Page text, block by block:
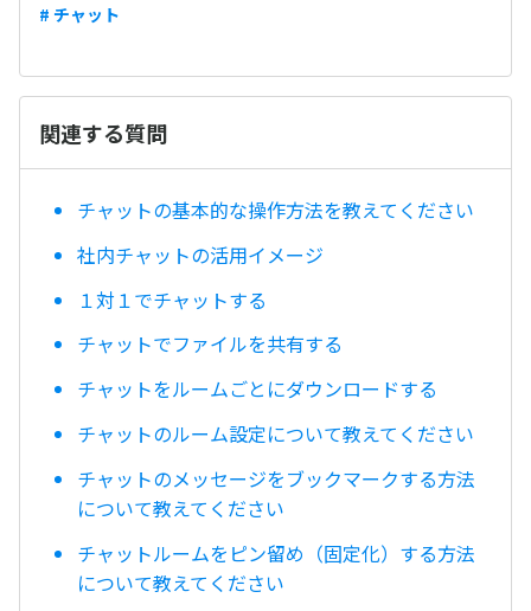
# チャット
関連する質問
チャットの基本的な操作方法を教えてください
社内チャットの活用イメージ
１対１でチャットする
チャットでファイルを共有する
チャットをルームごとにダウンロードする
チャットのルーム設定について教えてください
チャットのメッセージをブックマークする方法
について教えてください
チャットルームをピン留め（固定化）する方法
について教えてください